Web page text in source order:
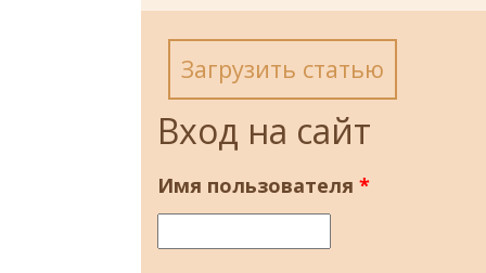
Загрузить статью
Вход на сайт
Имя пользователя *